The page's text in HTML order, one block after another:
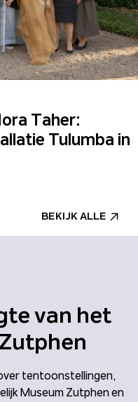
Taher:
Tulumba in
BEKIJK ALLE
van het
tentoonstellingen,
Museum Zutphen en